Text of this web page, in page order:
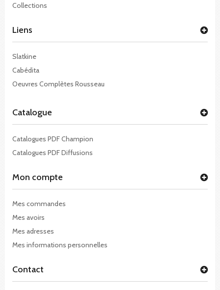
Collections
Liens
Slatkine
Cabédita
Oeuvres Complètes Rousseau
Catalogue
Catalogues PDF Champion
Catalogues PDF Diffusions
Mon compte
Mes commandes
Mes avoirs
Mes adresses
Mes informations personnelles
Contact